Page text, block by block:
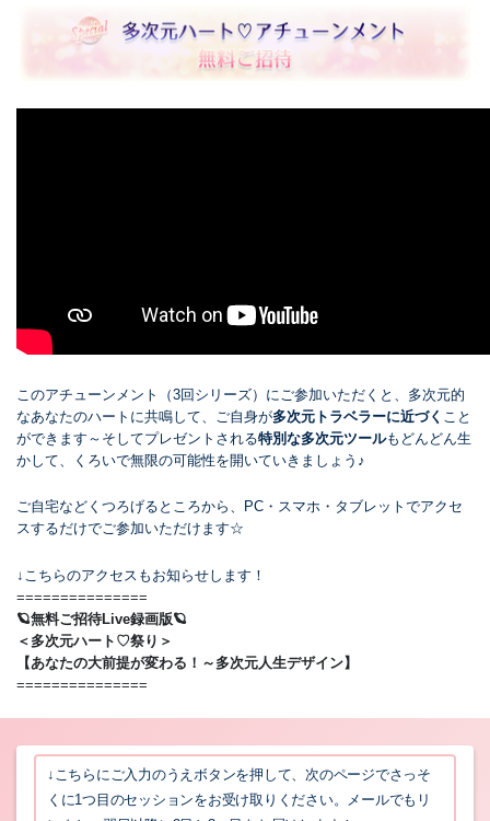
このアチューンメント（3回シリーズ）にご参加いただくと、多次元的
なあなたのハートに共鳴して、ご自身が多次元トラベラーに近づく こと
ができます～そしてプレゼントされる特別な多次元ツールもどんどん生
かして、くろいで無限の可能性を開いていきましょう♪
ご自宅などくつろげるところから、PC・スマホ・タブレットでアクセ
スするだけでご参加いただけます☆
↓こちらのアクセスもお知らせします！
===============
🪐無料ご招待Live録画版🪐
＜多次元ハート♡祭り＞
【あなたの大前提が変わる！～多次元人生デザイン】
===============
↓こちらにご入力のうえボタンを押して、次のページでさっそ
くに1つ目のセッションをお受け取りください。メールでもリ